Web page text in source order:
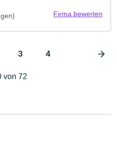
Firma bewerten
3 4
von 72